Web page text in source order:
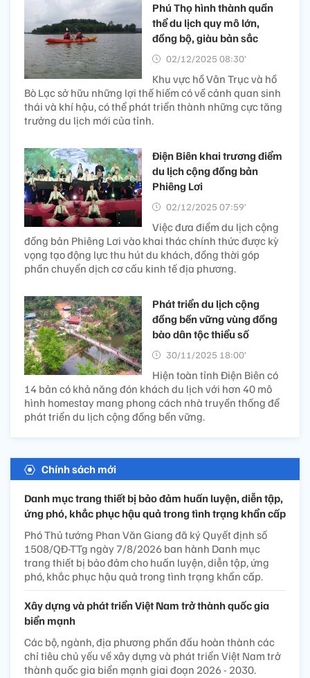
Phú Thọ hình thành quần
thể du lịch quy mô lớn,
đồng bộ, giàu bản sắc
02/12/2025 08:30’
Khu vực hồ Vân Trục và hồ
Bò Lạc sở hữu những lợi thế hiếm có về cảnh quan sinh
thái và khí hậu, có thể phát triển thành những cực tăng
trưởng du lịch mới của tỉnh.
Điện Biên khai trương điểm
du lịch cộng đồng bản
Phiêng Lơi
02/12/2025 07:59’
Việc đưa điểm du lịch cộng
đồng bản Phiêng Lơi vào khai thác chính thức được kỳ
vọng tạo động lực thu hút du khách, đồng thời góp
phần chuyển dịch cơ cấu kinh tế địa phương.
Phát triển du lịch cộng
đồng bền vững vùng đồng
bào dân tộc thiểu số
30/11/2025 18:00’
Hiện toàn tỉnh Điện Biên có
14 bản có khả năng đón khách du lịch với hơn 40 mô
hình homestay mang phong cách nhà truyền thống để
phát triển du lịch cộng đồng bền vững.
Chính sách mới
Danh mục trang thiết bị bảo đảm huấn luyện, diễn tập,
ứng phó, khắc phục hậu quả trong tình trạng khẩn cấp
Phó Thủ tướng Phan Văn Giang đã ký Quyết định số
1508/QĐ-TTg ngày 7/8/2026 ban hành Danh mục
trang thiết bị bảo đảm cho huấn luyện, diễn tập, ứng
phó, khắc phục hậu quả trong tình trạng khẩn cấp.
Xây dựng và phát triển Việt Nam trở thành quốc gia
biển mạnh
Các bộ, ngành, địa phương phấn đấu hoàn thành các
chỉ tiêu chủ yếu về xây dựng và phát triển Việt Nam trở
thành quốc gia biển mạnh giai đoạn 2026 - 2030.